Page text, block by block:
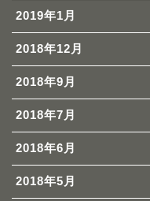
2019年1月
2018年12月
2018年9月
2018年7月
2018年6月
2018年5月